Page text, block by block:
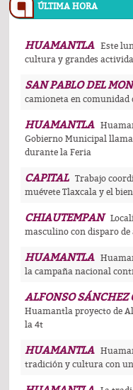
ÚLTIMA HORA
HUAMANTLA
Este
cultura y grandes
SAN PABLO DEL
camioneta en comunidad
HUAMANTLA
Gobierno Municipal
durante la Feria
CAPITAL
Trabajo
muévete Tlaxcala y el
CHIAUTEMPAN
masculino con disparo de
HUAMANTLA
la campaña nacional
ALFONSO SÁNCHEZ
Huamantla proyecto de
la 4t
HUAMANTLA
tradición y cultura con